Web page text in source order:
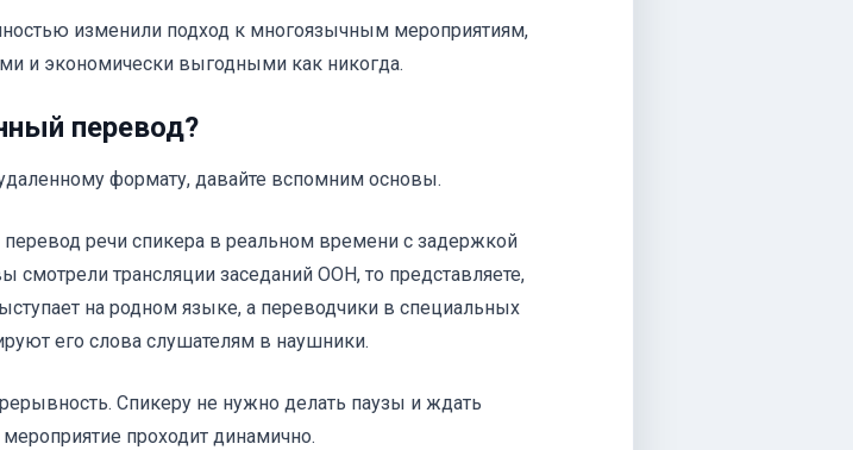
изменили подход к многоязычным мероприятиям,
и экономически выгодными как никогда.
перевод?
формату, давайте вспомним основы.
речи спикера в реальном времени с задержкой
смотрели трансляции заседаний ООН, то представляете,
на родном языке, а переводчики в специальных
его слова слушателям в наушники.
Спикеру не нужно делать паузы и ждать
проходит динамично.